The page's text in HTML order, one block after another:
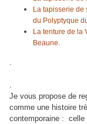
La tapisserie de
du Polyptyque
La tenture de la
Beaune.
Je vous propose de
comme une histoire
contemporaine :